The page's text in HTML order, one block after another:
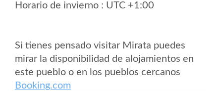
Horario de invierno : UTC +1:00
Si tienes pensado visitar Mirata puedes
mirar la disponibilidad de alojamientos en
este pueblo o en los pueblos cercanos
Booking.com